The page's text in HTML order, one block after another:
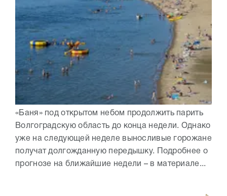
«Баня» под открытом небом продолжить парить
Волгоградскую область до конца недели. Однако
уже на следующей неделе выносливые горожане
получат долгожданную передышку. Подробнее о
прогнозе на ближайшие недели – в материале...